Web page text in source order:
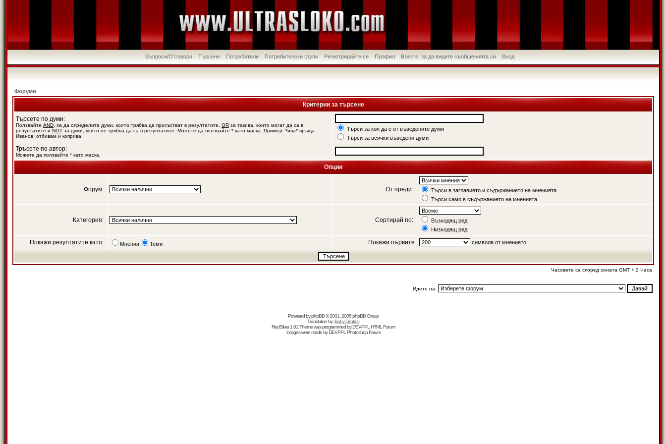
Въпроси/Отговори Търсене Потребители Потребителски групи Регистрирайте се Профил Влезте, за да видите съобщенията си Вход
Форуми
Критерии за търсене
Търсете по думи:
Ползвайте AND , за да определите думи, които трябва да присъстват в резултатите, OR за такива, които могат да са в
резултатите и NOT за думи, които не трябва да са в резултатите. Можете да ползвайте * като маска. Пример: *ива* връща
Иванов, отбивам и коприва.
Търси за коя да е от въведените думи
Търси за всички въведени думи
Тръсете по автор:
Можете да ползвайте * като маска.
Опции
Форум: От преди:
Търси в заглавието и съдържанието на мненията
Търси само в съдържанието на мненията
Категория: Сортирай по:
Възходящ ред
Низходящ ред
Покажи резултатите като: Мнения Теми Покажи първите символа от мнението
Часовете са според зоната GMT + 2 Часа
Идете на:
Powered byphpBB© 2001, 2005 phpBB Group
Translation by:Boby Dimitrov
RedSilver 1.01 Theme was programmed byDEVPPL HTML Forum
Images were made byDEVPPL Photoshop Forum